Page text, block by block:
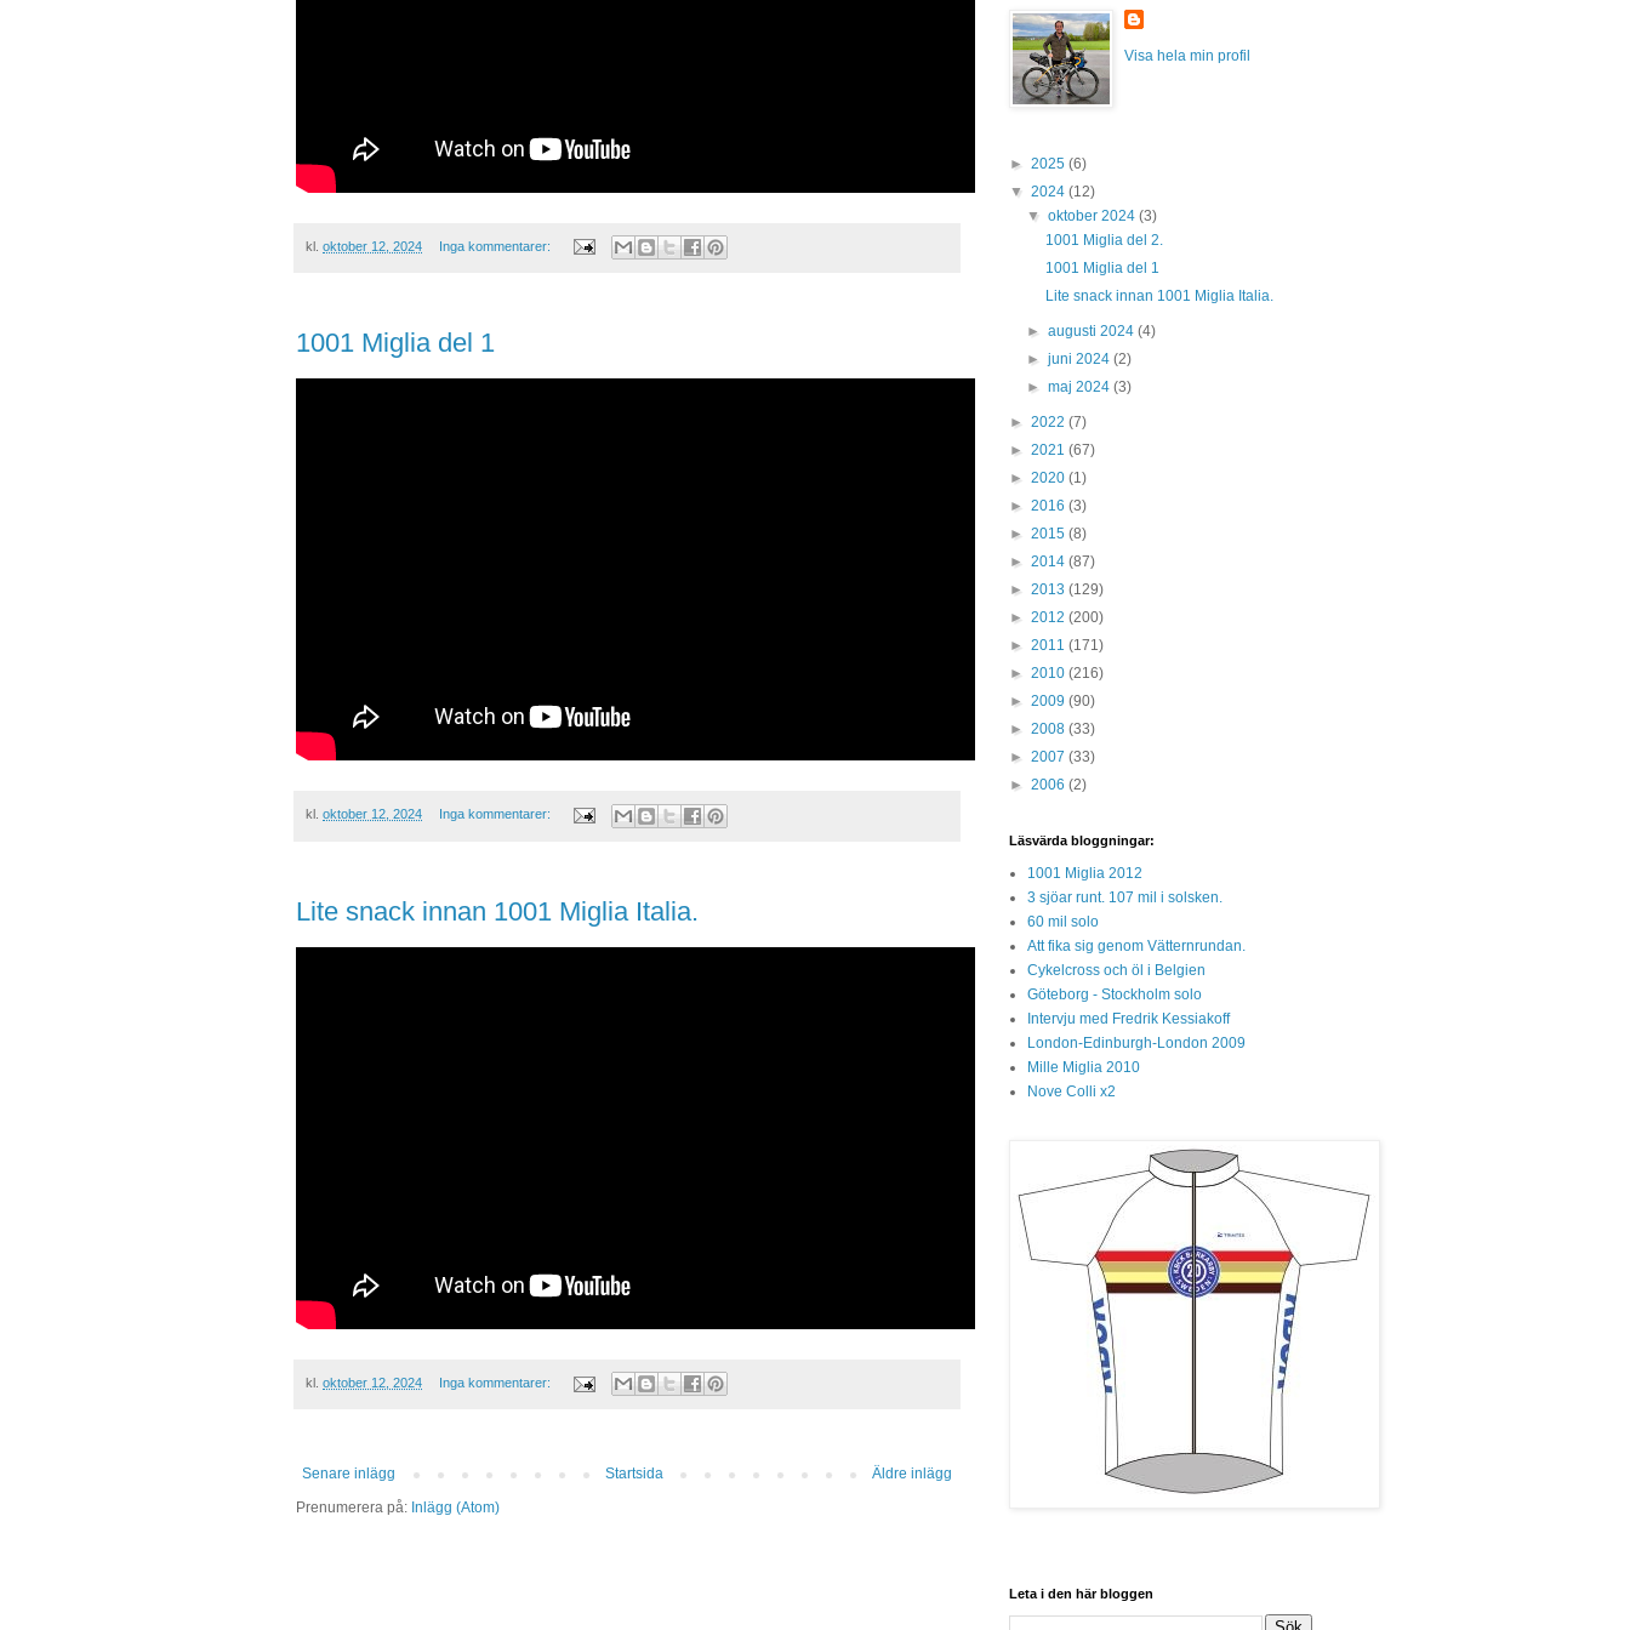
kl. oktober 12, 2024 Inga kommentarer:
1001 Miglia del 1
kl. oktober 12, 2024 Inga kommentarer:
Lite snack innan 1001 Miglia Italia.
kl. oktober 12, 2024 Inga kommentarer:
Senare inlägg Äldre inlägg
Startsida
Prenumerera på: Inlägg (Atom)
Visa hela min profil
► 2025 (6)
▼ 2024 (12)
▼oktober 2024(3)
1001 Miglia del 2.
1001 Miglia del 1
Lite snack innan 1001 Miglia Italia.
►augusti 2024(4)
►juni 2024(2)
►maj 2024(3)
► 2022 (7)
► 2021 (67)
► 2020 (1)
► 2016 (3)
► 2015 (8)
► 2014 (87)
► 2013 (129)
► 2012 (200)
► 2011 (171)
► 2010 (216)
► 2009 (90)
► 2008 (33)
► 2007 (33)
► 2006 (2)
Läsvärda bloggningar:
1001 Miglia 2012
3 sjöar runt. 107 mil i solsken.
60 mil solo
Att fika sig genom Vätternrundan.
Cykelcross och öl i Belgien
Göteborg - Stockholm solo
Intervju med Fredrik Kessiakoff
London-Edinburgh-London 2009
Mille Miglia 2010
Nove Colli x2
Leta i den här bloggen